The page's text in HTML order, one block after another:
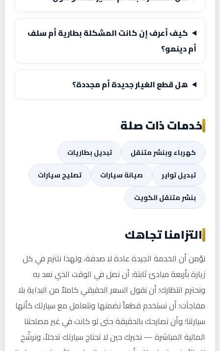
كيف أعرف إن كانت المشكلة بطارية أم سلف
أم دينمو؟
هل قطع الغيار جديدة أم مجددة؟
خدمات ذات صلة
كهرباء وبنشر متنقل
تبديل بطاريات
تبديل تواير
صيانة سيارات
تصليح سيارات
بنشر متنقل الكويت
التزامنا تجاهك
نؤمن أن الخدمة الجيدة عادة لا صدفة، ولهذا نلتزم في كل
زيارة بأربعة مبادئ ثابتة: أن نصل في الوقت الذي نعد به
ونحترم انتظارك؛ أن نقول السعر الحقيقي كاملاً من البداية بلا
مفاجآت؛ أن نستخدم قطعاً نضمنها ونتعامل مع سيارتك كأنها
سيارتنا؛ وأن نصارحك بالحقيقة حتى لو كانت في غير مصلحتنا
المالية المباشرة — نخبرك حين لا تحتاج سيارتك تدخلاً، ونرشّح